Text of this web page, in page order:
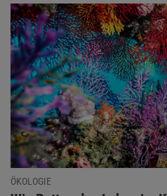
ÖKOLOGIE